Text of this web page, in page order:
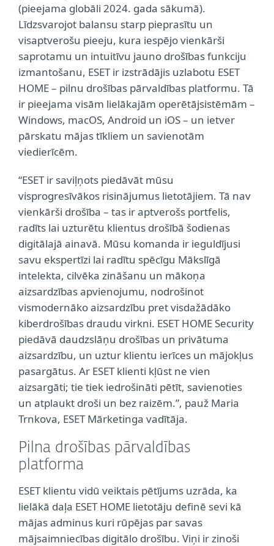
(pieejama globāli 2024. gada sākumā).
Līdzsvarojot balansu starp pieprasītu un
visaptverošu pieeju, kura iespējo vienkārši
saprotamu un intuitīvu jauno drošības funkciju
izmantošanu, ESET ir izstrādājis uzlabotu ESET
HOME – pilnu drošības pārvaldības platformu. Tā
ir pieejama visām lielākajām operētājsistēmām –
Windows, macOS, Android un iOS – un ietver
pārskatu mājas tīkliem un savienotām
viedierīcēm.
“ESET ir saviļņots piedāvāt mūsu
visprogresīvākos risinājumus lietotājiem. Tā nav
vienkārši drošība – tas ir aptverošs portfelis,
radīts lai uzturētu klientus drošībā šodienas
digitālajā ainavā. Mūsu komanda ir ieguldījusi
savu ekspertīzi lai radītu spēcīgu Mākslīgā
intelekta, cilvēka zināšanu un mākoņa
aizsardzības apvienojumu, nodrošinot
vismodernāko aizsardzību pret visdažādāko
kiberdrošības draudu virkni. ESET HOME Security
piedāvā daudzslāņu drošības un privātuma
aizsardzību, un uztur klientu ierīces un mājokļus
pasargātus. Ar ESET klienti kļūst ne vien
aizsargāti; tie tiek iedrošināti pētīt, savienoties
un atplaukt droši un bez raizēm.”, pauž Maria
Trnkova, ESET Mārketinga vadītāja.
Pilna drošības pārvaldības
platforma
ESET klientu vidū veiktais pētījums uzrāda, ka
lielākā daļa ESET HOME lietotāju definē sevi kā
mājas adminus kuri rūpējas par savas
mājsaimniecības digitālo drošību. Viņi ir zinoši